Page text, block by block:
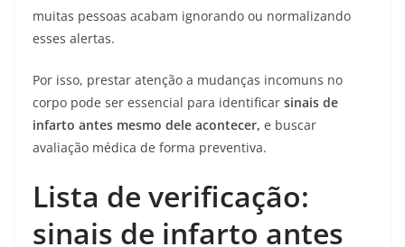
muitas pessoas acabam ignorando ou normalizando
esses alertas.
Por isso, prestar atenção a mudanças incomuns no
corpo pode ser essencial para identificar sinais de
infarto antes mesmo dele acontecer, e buscar
avaliação médica de forma preventiva.
Lista de verificação:
sinais de infarto antes